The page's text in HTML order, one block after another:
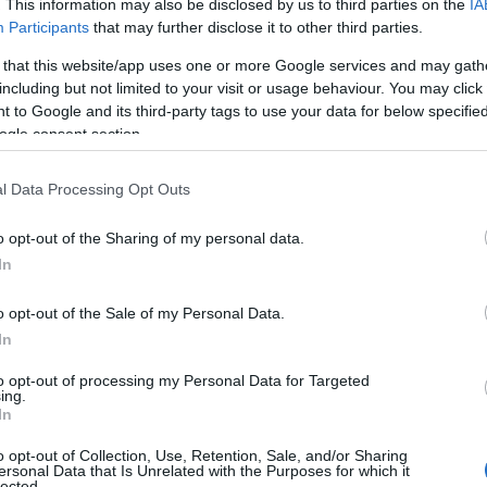
This information may also be disclosed by us to third parties on the
Participants that may further disclose it to other third parties.
that this website/app uses one or more Google services and may
but not limited to your visit or usage behaviour. You may
to Google and its third-party tags to use your data for below
consent section.
Data Processing Opt Outs
opt-out of the Sharing of my personal data.
opt-out of the Sale of my Personal Data.
opt-out of processing my Personal Data for Targeted
opt-out of Collection, Use, Retention, Sale, and/or Sharing
Data that Is Unrelated with the Purposes for which it
ΚΟΣΜΟΣ
ΗΠΑ: Η Γερουσία ενέκρινε νέες κυρώσεις κατά της
Ρωσίας για τους υδρογονάνθρακες
Πυροβολισμοί στην Ταϊλάνδη: Σκότωσε τον παππού